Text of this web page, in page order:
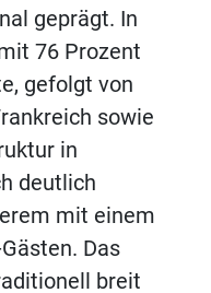
geprägt. In
76 Prozent
gefolgt von
sowie
in
deutlich
mit einem
Das
breit